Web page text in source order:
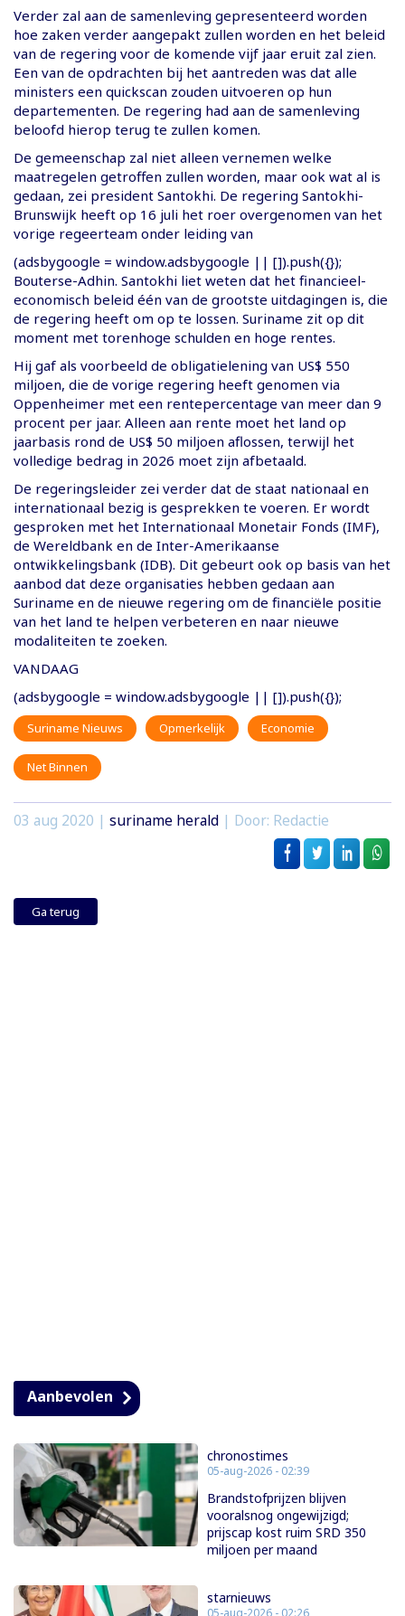
Verder zal aan de samenleving gepresenteerd worden
hoe zaken verder aangepakt zullen worden en het beleid
van de regering voor de komende vijf jaar eruit zal zien.
Een van de opdrachten bij het aantreden was dat alle
ministers een quickscan zouden uitvoeren op hun
departementen. De regering had aan de samenleving
beloofd hierop terug te zullen komen.
De gemeenschap zal niet alleen vernemen welke
maatregelen getroffen zullen worden, maar ook wat al is
gedaan, zei president Santokhi. De regering Santokhi-
Brunswijk heeft op 16 juli het roer overgenomen van het
vorige regeerteam onder leiding van
(adsbygoogle = window.adsbygoogle || []).push({});
Bouterse-Adhin. Santokhi liet weten dat het financieel-
economisch beleid één van de grootste uitdagingen is, die
de regering heeft om op te lossen. Suriname zit op dit
moment met torenhoge schulden en hoge rentes.
Hij gaf als voorbeeld de obligatielening van US$ 550
miljoen, die de vorige regering heeft genomen via
Oppenheimer met een rentepercentage van meer dan 9
procent per jaar. Alleen aan rente moet het land op
jaarbasis rond de US$ 50 miljoen aflossen, terwijl het
volledige bedrag in 2026 moet zijn afbetaald.
De regeringsleider zei verder dat de staat nationaal en
internationaal bezig is gesprekken te voeren. Er wordt
gesproken met het Internationaal Monetair Fonds (IMF),
de Wereldbank en de Inter-Amerikaanse
ontwikkelingsbank (IDB). Dit gebeurt ook op basis van het
aanbod dat deze organisaties hebben gedaan aan
Suriname en de nieuwe regering om de financiële positie
van het land te helpen verbeteren en naar nieuwe
modaliteiten te zoeken.
VANDAAG
(adsbygoogle = window.adsbygoogle || []).push({});
Suriname Nieuws Opmerkelijk Economie
Net Binnen
03 aug 2020 | suriname herald | Door: Redactie
Ga terug
Aanbevolen
chronostimes
05-aug-2026 - 02:39
Brandstofprijzen blijven
vooralsnog ongewijzigd;
prijscap kost ruim SRD 350
miljoen per maand
starnieuws
05-aug-2026 - 02:26